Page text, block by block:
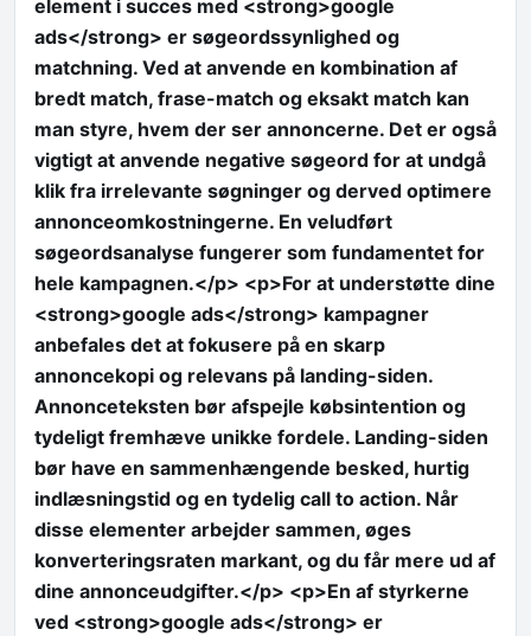
element i succes med <strong>google
ads</strong> er søgeordssynlighed og
matchning. Ved at anvende en kombination af
bredt match, frase-match og eksakt match kan
man styre, hvem der ser annoncerne. Det er også
vigtigt at anvende negative søgeord for at undgå
klik fra irrelevante søgninger og derved optimere
annonceomkostningerne. En veludført
søgeordsanalyse fungerer som fundamentet for
hele kampagnen.</p> <p>For at understøtte dine
<strong>google ads</strong> kampagner
anbefales det at fokusere på en skarp
annoncekopi og relevans på landing-siden.
Annonceteksten bør afspejle købsintention og
tydeligt fremhæve unikke fordele. Landing-siden
bør have en sammenhængende besked, hurtig
indlæsningstid og en tydelig call to action. Når
disse elementer arbejder sammen, øges
konverteringsraten markant, og du får mere ud af
dine annonceudgifter.</p> <p>En af styrkerne
ved <strong>google ads</strong> er